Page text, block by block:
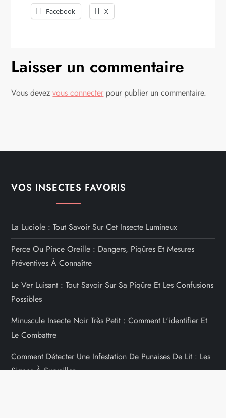
Facebook
X
Laisser un commentaire
Vous devezvous connecter pour publier un commentaire.
VOS INSECTES FAVORIS
La Luciole : Tout Savoir Sur Cet Insecte Lumineux
Perce Ou Pince Oreille : Dangers, Piqûres Et Mesures
Préventives À Connaître
Le Ver Luisant : Tout Savoir Sur Sa Piqûre Et Les Confusions
Possibles
Minuscule Insecte Noir Très Petit : Comment L'identifier Et
Le Combattre
Comment Détecter Une Infestation De Punaises De Lit : Les
Signes À Surveiller